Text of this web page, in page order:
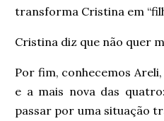
transforma Cristina em
Cristina diz que não quer
Por fim, conhecemos
e a mais nova das
passar por uma situação